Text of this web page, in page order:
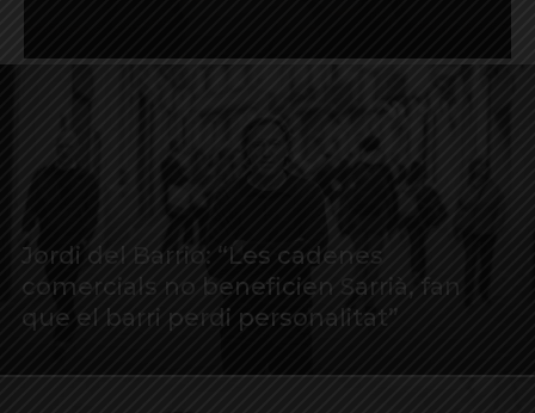
Jordi del Barrio: “Les cadenes
comercials no beneficien Sarrià, fan
que el barri perdi personalitat”